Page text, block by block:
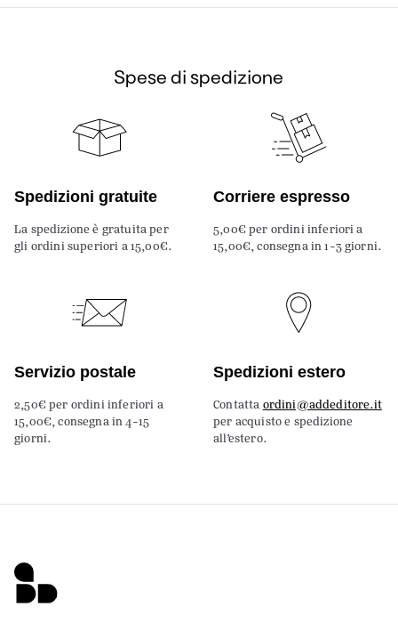
Spese di spedizione
Spedizioni gratuite
La spedizione è gratuita per
gli ordini superiori a 15,00€.
Corriere espresso
5,00€ per ordini inferiori a
15,00€, consegna in 1-3 giorni.
Servizio postale
2,50€ per ordini inferiori a
15,00€, consegna in 4-15
giorni.
Spedizioni estero
Contatta ordini@addeditore.it
per acquisto e spedizione
all’estero.